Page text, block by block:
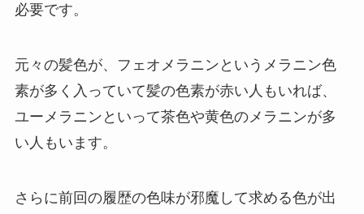
必要です。
元々の髪色が、フェオメラニンというメラニン色
素が多く入っていて髪の色素が赤い人もいれば、
ユーメラニンといって茶色や黄色のメラニンが多
い人もいます。
さらに前回の履歴の色味が邪魔して求める色が出